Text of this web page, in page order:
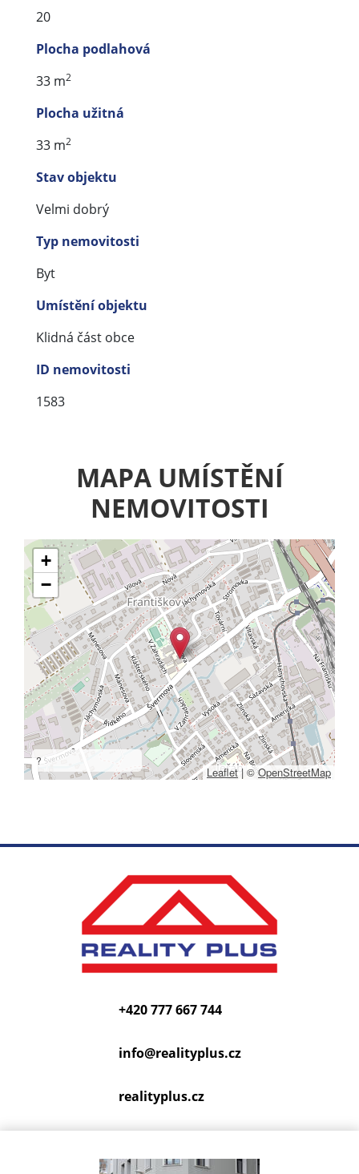
20
Plocha podlahová
33 m2
Plocha užitná
33 m2
Stav objektu
Velmi dobrý
Typ nemovitosti
Byt
Umístění objektu
Klidná část obce
ID nemovitosti
1583
MAPA UMÍSTĚNÍ
NEMOVITOSTI
+
−
?
Leaflet | ©OpenStreetMap
+420 777 667 744
info@realityplus.cz
realityplus.cz